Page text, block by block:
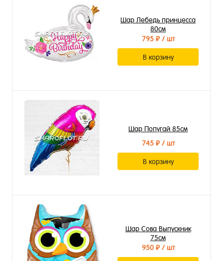
Шар Лебедь принцесса
80см
795 ₽/ шт
В корзину
Шар Попугай 85см
745 ₽/ шт
В корзину
Шар Сова Выпускник
75см
950 ₽/ шт